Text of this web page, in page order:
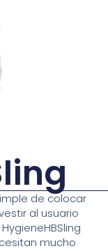
de colocar
al usuario
mucho